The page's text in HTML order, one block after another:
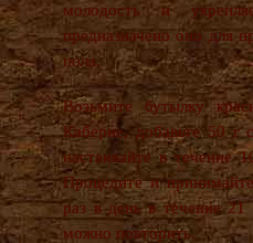
молодость и
предназначено оно для
пола.
Возьмите бутылку
Каберне, добавьте 50 г
настаивайте в течение
Процедите и
раз в день в течение
можно повторить.